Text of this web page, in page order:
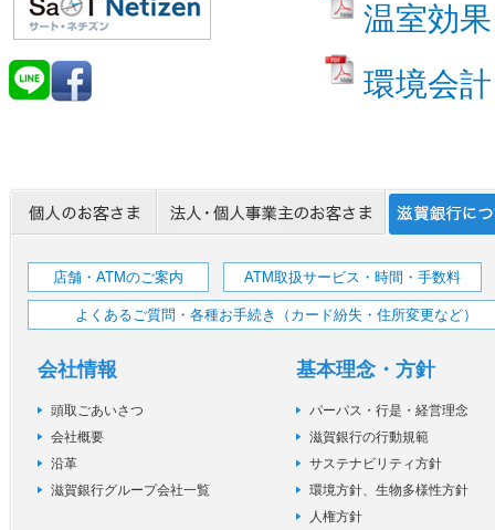
温室効
環境会計
店舗・ATMのご案内 ATM取扱サービス・時間・手数料
よくあるご質問・各種お手続き（カード紛失・住所変更など）
会社情報
頭取ごあいさつ
会社概要
沿革
滋賀銀行グループ会社一覧
基本理念・方針
パーパス・行是・経営理念
滋賀銀行の行動規範
サステナビリティ方針
環境方針、生物多様性方針
人権方針